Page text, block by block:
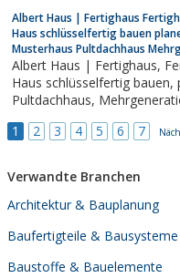
Albert Haus | Fertighaus
Haus schlüsselfertig bauen
Musterhaus Pultdachhaus
Albert Haus | Fertighaus, Fertighäuser, Holzhaus, Bungalow,
Haus schlüsselfertig bauen, planen Architektenhaus, Musterhaus,
Pultdachhaus, Mehrgenerationshaus, Ausbauhaus,
1 2 3 4 5 6 7
Verwandte Branchen
Architektur & Bauplanung
Baufertigteile & Bausysteme
Baustoffe & Bauelemente